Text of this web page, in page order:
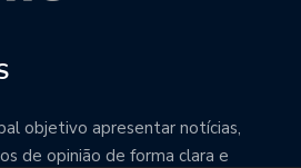
objetivo apresentar notícias,
de opinião de forma clara e